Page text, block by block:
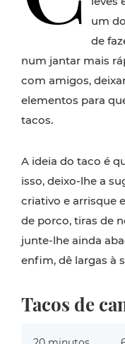
um
de
num jantar mais
com amigos,
elementos para
tacos.
A ideia do taco é
isso, deixo-lhe a
criativo e arrisque
de porco, tiras de
junte-lhe ainda
enfim, dê largas à
Tacos de